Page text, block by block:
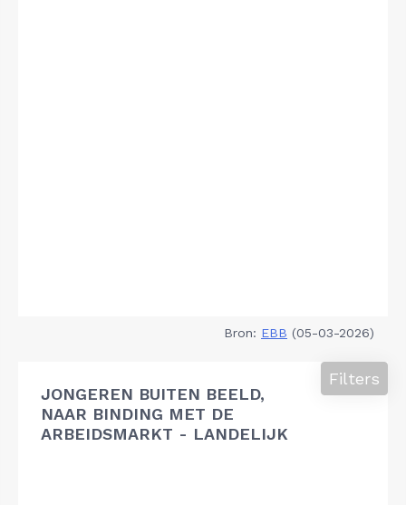
Bron: EBB (05-03-2026)
JONGEREN BUITEN BEELD,
NAAR BINDING MET DE
ARBEIDSMARKT - LANDELIJK
Filters